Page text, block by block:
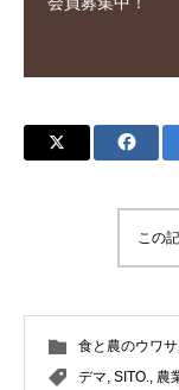
この
食と農のウワサ
デマ SITO. 農